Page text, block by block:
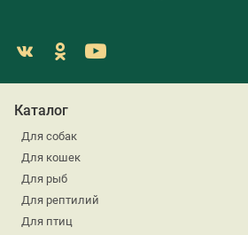
Каталог
Для собак
Для кошек
Для рыб
Для рептилий
Для птиц